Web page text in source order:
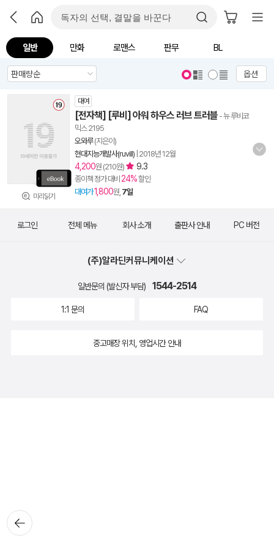
일반 만화 로맨스 판무 BL
옵션
미리읽기
대여
[전자책] [루비] 아워 하우스 러브 트러블 - 뉴 루비코
믹스 2195
오와루(지은이)
현대지능개발사(ruvill) 2018년 12월
4,200원 (210원) 9.3
종이책 정가 대비 24%할인
대여가1,800원, 7일
뒤로가
기
로그인 전체 메뉴 회사 소개 출판사 안내 PC 버전
(주)알라딘커뮤니케이션
일반문의 (발신자 부담) 1544-2514
1:1 문의 FAQ
중고매장 위치, 영업시간 안내